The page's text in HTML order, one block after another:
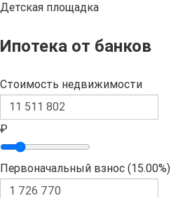
Детская площадка
Ипотека от банков
Стоимость недвижимости
₽
Первоначальный взнос (15.00%)